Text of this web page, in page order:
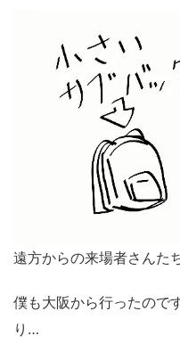
遠方からの来場者さんた
僕も大阪から行ったので
り…